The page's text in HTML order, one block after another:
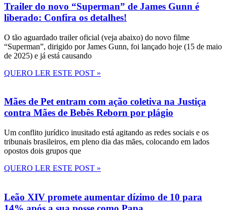
Trailer do novo “Superman” de James Gunn é
liberado: Confira os detalhes!
O tão aguardado trailer oficial (veja abaixo) do novo filme
“Superman”, dirigido por James Gunn, foi lançado hoje (15 de maio
de 2025) e já está causando
QUERO LER ESTE POST »
Mães de Pet entram com ação coletiva na Justiça
contra Mães de Bebês Reborn por plágio
Um conflito jurídico inusitado está agitando as redes sociais e os
tribunais brasileiros, em pleno dia das mães, colocando em lados
opostos dois grupos que
QUERO LER ESTE POST »
Leão XIV promete aumentar dízimo de 10 para